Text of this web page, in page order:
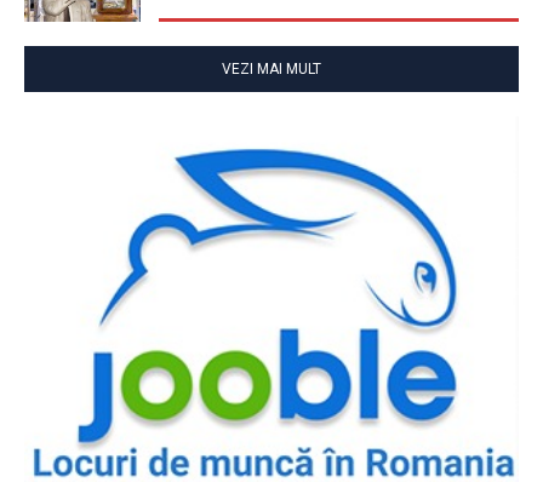
VEZI MAI MULT